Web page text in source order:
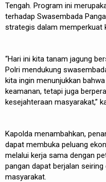
Tengah. Program ini
terhadap Swasembada
strategis dalam memperkuat
“Hari ini kita tanam jagung
Polri mendukung
kita ingin menunjukkan
keamanan, tetapi juga
kesejahteraan masyarakat,”
Kapolda menambahkan,
dapat membuka peluang
melalui kerja sama dengan
pangan dapat berjalan
masyarakat.